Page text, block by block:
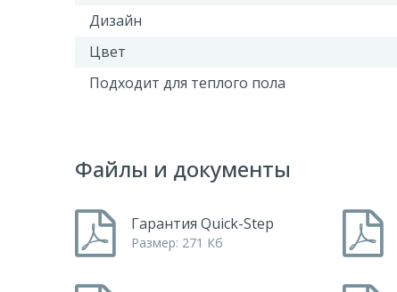
Дизайн
Цвет
Подходит для теплого пола
Файлы и документы
Гарантия Quick-Step
Размер: 271 Кб